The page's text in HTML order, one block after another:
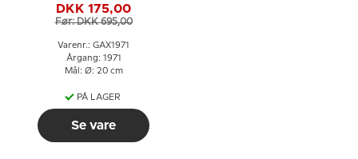
DKK 175,00
Før: DKK 695,00
Varenr.: GAX1971
Årgang: 1971
Mål: Ø: 20 cm
PÅ LAGER
Se vare